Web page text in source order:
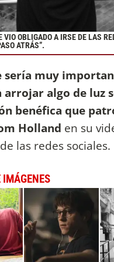
OBLIGADO A IRSE DE LAS
ATRÁS”.
sería muy
arrojar algo de luz
benéfica que
Holland en su
las redes sociales.
IMÁGENES